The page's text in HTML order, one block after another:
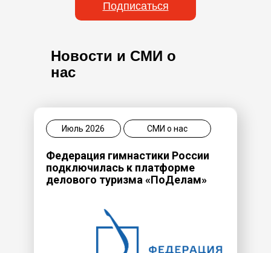
Подписаться
Новости и СМИ о
нас
Федерация гимнастики России
подключилась к платформе
делового туризма «ПоДелам»
СМИ о нас
Июль 2026